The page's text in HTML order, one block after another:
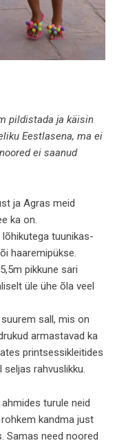
pildistada ja käisin
Eestlasena, ma ei
ei saanud
ja Agras meid
ka on.
tuunikas-
haaremipükse.
pikkune sari
üle ühe õla veel
sall, mis on
armastavad ka
printsessikleitides
rahvuslikku.
turule neid
kandma just
Samas need noored